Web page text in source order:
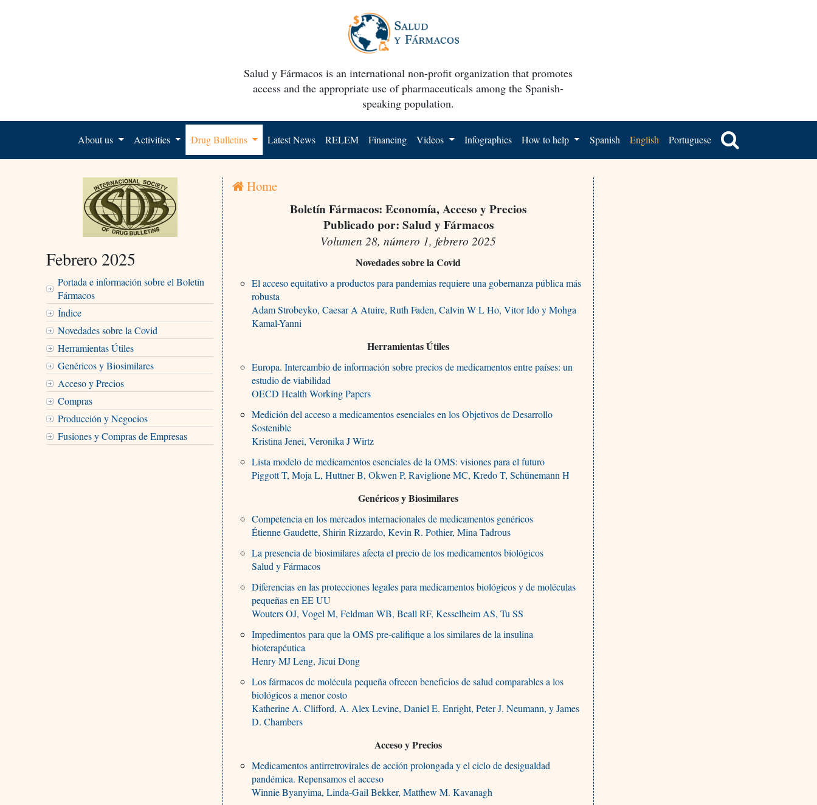
Salud y Fármacos is an international non-profit organization that promotes
access and the appropriate use of pharmaceuticals among the Spanish-
speaking population.
About us Activities Drug Bulletins Latest News RELEM Financing Videos Infographics How to help Spanish English Portuguese
Febrero 2025
Portada e información sobre el Boletín
Fármacos
Índice
Novedades sobre la Covid
Herramientas Útiles
Genéricos y Biosimilares
Acceso y Precios
Compras
Producción y Negocios
Fusiones y Compras de Empresas
Home
Boletín Fármacos: Economía, Acceso y Precios
Publicado por: Salud y Fármacos
Volumen 28, número 1, febrero 2025
Novedades sobre la Covid
El acceso equitativo a productos para pandemias requiere una gobernanza pública más
robusta
Adam Strobeyko, Caesar A Atuire, Ruth Faden, Calvin W L Ho, Vitor Ido y Mohga
Kamal-Yanni
Herramientas Útiles
Europa. Intercambio de información sobre precios de medicamentos entre países: un
estudio de viabilidad
OECD Health Working Papers
Medición del acceso a medicamentos esenciales en los Objetivos de Desarrollo
Sostenible
Kristina Jenei, Veronika J Wirtz
Lista modelo de medicamentos esenciales de la OMS: visiones para el futuro
Piggott T, Moja L, Huttner B, Okwen P, Raviglione MC, Kredo T, Schünemann H
Genéricos y Biosimilares
Competencia en los mercados internacionales de medicamentos genéricos
Étienne Gaudette, Shirin Rizzardo, Kevin R. Pothier, Mina Tadrous
La presencia de biosimilares afecta el precio de los medicamentos biológicos
Salud y Fármacos
Diferencias en las protecciones legales para medicamentos biológicos y de moléculas
pequeñas en EE UU
Wouters OJ, Vogel M, Feldman WB, Beall RF, Kesselheim AS, Tu SS
Impedimentos para que la OMS pre-califique a los similares de la insulina
bioterapéutica
Henry MJ Leng, Jicui Dong
Los fármacos de molécula pequeña ofrecen beneficios de salud comparables a los
biológicos a menor costo
Katherine A. Clifford, A. Alex Levine, Daniel E. Enright, Peter J. Neumann, y James
D. Chambers
Acceso y Precios
Medicamentos antirretrovirales de acción prolongada y el ciclo de desigualdad
pandémica. Repensamos el acceso
Winnie Byanyima, Linda-Gail Bekker, Matthew M. Kavanagh